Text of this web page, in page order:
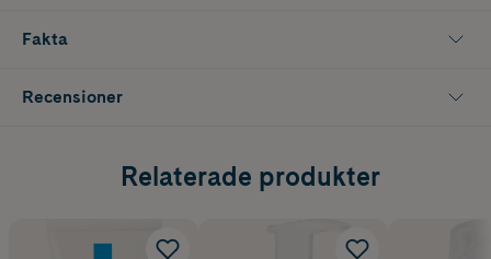
Fakta
Recensioner
Relaterade produkter